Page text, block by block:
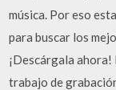
música. Por eso
para buscar los
¡Descárgala
trabajo de